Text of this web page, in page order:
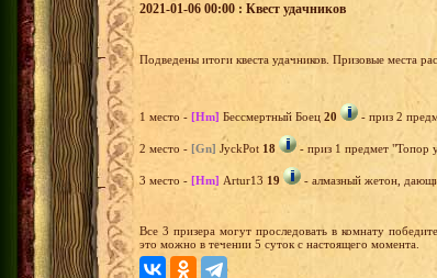
2021-01-06 00:00 : Квест удачников
Подведены итоги квеста удачников. Призовые места
1 место - [Hm] Бессмертный Боец 20 - приз 2
2 место - [Gn] JyckPot 18 - приз 1 предмет "Топор
3 место - [Hm] Artur13 19 - алмазный жетон,
Все 3 призера могут проследовать в комнату
это можно в течении 5 суток с настоящего момента.